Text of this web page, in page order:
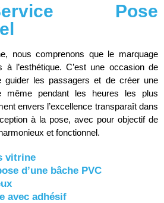
Pose
nous comprenons que le marquage
l’esthétique. C’est une occasion de
guider les passagers et de créer une
même pendant les heures les plus
envers l’excellence transparaît dans
à la pose, avec pour objectif de
et fonctionnel.
vitrine
d’une bâche PVC
avec adhésif